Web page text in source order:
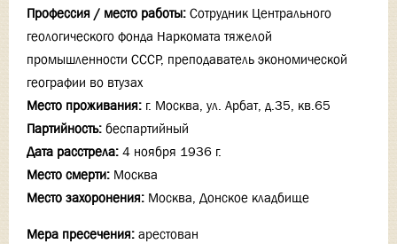
Профессия / место работы: Сотрудник Центрального
геологического фонда Наркомата тяжелой
промышленности СССР, преподаватель экономической
географии во втузах
Место проживания: г. Москва, ул. Арбат, д.35, кв.65
Партийность: беспартийный
Дата расстрела: 4 ноября 1936 г.
Место смерти: Москва
Место захоронения: Москва, Донское кладбище
Мера пресечения: арестован